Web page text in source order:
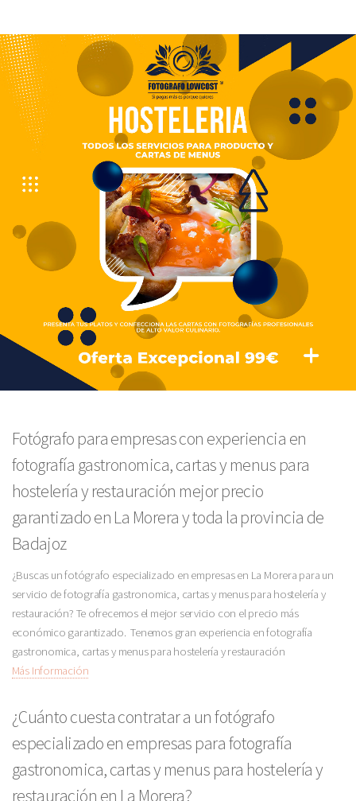
Fotógrafo para empresas con experiencia en
fotografía gastronomica, cartas y menus para
hostelería y restauración mejor precio
garantizado en La Morera y toda la provincia de
Badajoz
¿Buscas un fotógrafo especializado en empresas en La Morera para un
servicio de fotografía gastronomica, cartas y menus para hostelería y
restauración? Te ofrecemos el mejor servicio con el precio más
económico garantizado. Tenemos gran experiencia en fotografía
gastronomica, cartas y menus para hostelería y restauración
Más Información
¿Cuánto cuesta contratar a un fotógrafo
especializado en empresas para fotografía
gastronomica, cartas y menus para hostelería y
restauración en La Morera?